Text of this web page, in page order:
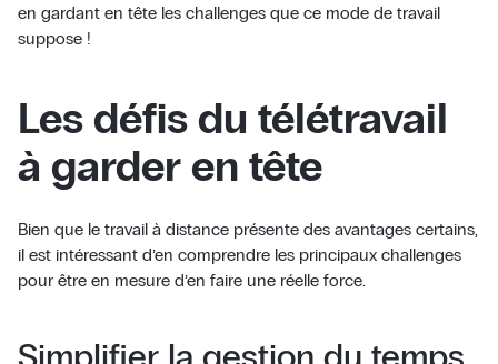
en gardant en tête les challenges que ce mode de travail
suppose !
Les défis du télétravail
à garder en tête
Bien que le travail à distance présente des avantages certains,
il est intéressant d’en comprendre les principaux challenges
pour être en mesure d’en faire une réelle force.